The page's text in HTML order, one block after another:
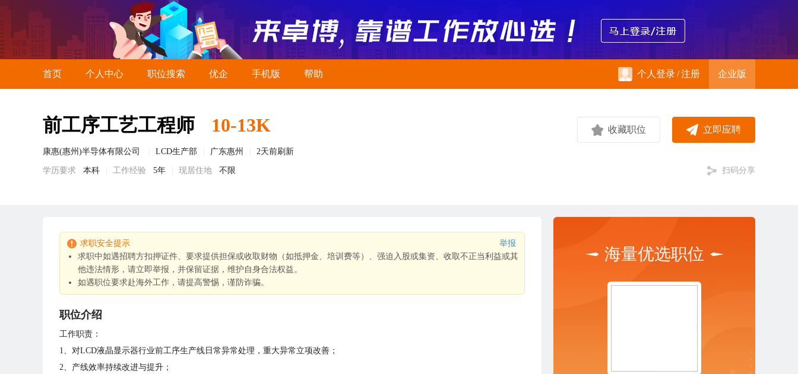
首页 个人中心 职位搜索 优企 手机版 帮助 个人登录/注册 企业版
前工序工艺工程师 10-13K
康惠(惠州)半导体有限公司 LCD生产部 广东惠州 2天前刷新
学历要求 本科 工作经验 5年 现居住地 不限
收藏职位 立即应聘
扫码分享
求职安全提示
举报
求职中如遇招聘方扣押证件、要求提供担保或收取财物（如抵押金、培训费等）、强迫入股或集资、收取不正当利益或其
他违法情形，请立即举报，并保留证据，维护自身合法权益。
如遇职位要求赴海外工作，请提高警惕，谨防诈骗。
职位介绍
工作职责：
1、对LCD液晶显示器行业前工序生产线日常异常处理，重大异常立项改善；
2、产线效率持续改进与提升；
海量优选职位